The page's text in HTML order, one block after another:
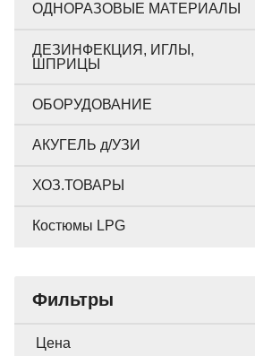
ОДНОРАЗОВЫЕ МАТЕРИАЛЫ
ДЕЗИНФЕКЦИЯ, ИГЛЫ,
ШПРИЦЫ
ОБОРУДОВАНИЕ
АКУГЕЛЬ д/УЗИ
ХОЗ.ТОВАРЫ
Костюмы LPG
Фильтры
Цена